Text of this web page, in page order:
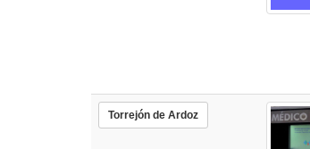
Torrejón de Ardoz